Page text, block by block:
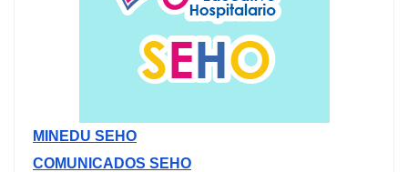
MINEDU SEHO
COMUNICADOS SEHO